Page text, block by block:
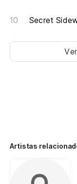
Secret
Artistas